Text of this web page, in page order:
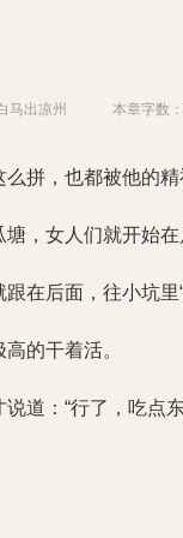
马出凉州 本章字数：
拼，也都被他的
，女人们就开始
在后面，往小坑里
的干着活。
道：“行了，吃点